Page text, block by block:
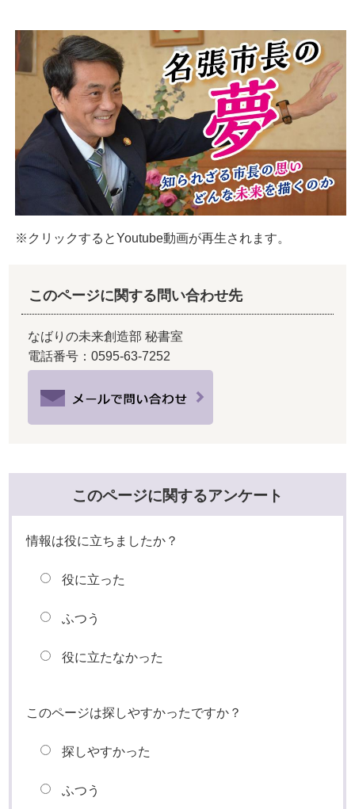
※クリックするとYoutube動画が再生されます。
このページに関する問い合わせ先
なばりの未来創造部 秘書室
電話番号：0595-63-7252
このページに関するアンケート
情報は役に立ちましたか？
役に立った
ふつう
役に立たなかった
このページは探しやすかったですか？
探しやすかった
ふつう